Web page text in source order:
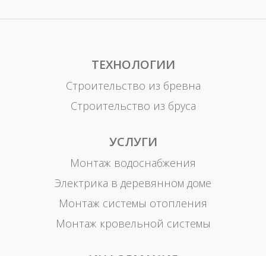
ТЕХНОЛОГИИ
Строительство из бревна
Строительство из бруса
УСЛУГИ
Монтаж водоснабжения
Электрика в деревянном доме
Монтаж системы отопления
Монтаж кровельной системы